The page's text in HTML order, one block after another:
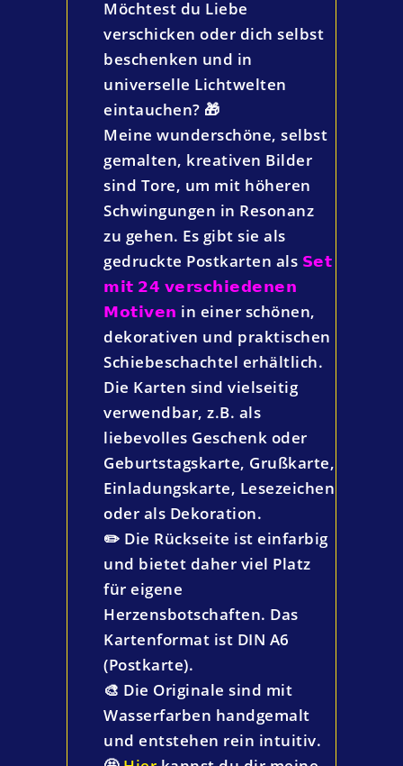
Möchtest du Liebe
verschicken oder dich selbst
beschenken und in
universelle Lichtwelten
eintauchen? 🎁
Meine wunderschöne, selbst
gemalten, kreativen Bilder
sind Tore, um mit höheren
Schwingungen in Resonanz
zu gehen. Es gibt sie als
gedruckte Postkarten als 𝗦𝗲𝘁
𝗺𝗶𝘁 𝟮𝟰 𝘃𝗲𝗿𝘀𝗰𝗵𝗶𝗲𝗱𝗲𝗻𝗲𝗻
𝗠𝗼𝘁𝗶𝘃𝗲𝗻 in einer schönen,
dekorativen und praktischen
Schiebeschachtel erhältlich.
Die Karten sind vielseitig
verwendbar, z.B. als
liebevolles Geschenk oder
Geburtstagskarte, Grußkarte,
Einladungskarte, Lesezeichen
oder als Dekoration.
✏️ Die Rückseite ist einfarbig
und bietet daher viel Platz
für eigene
Herzensbotschaften. Das
Kartenformat ist DIN A6
(Postkarte).
🎨 Die Originale sind mit
Wasserfarben handgemalt
und entstehen rein intuitiv.